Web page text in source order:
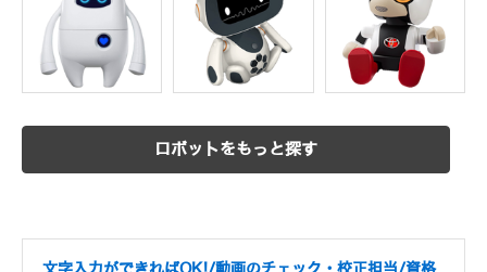
ロボットをもっと探す